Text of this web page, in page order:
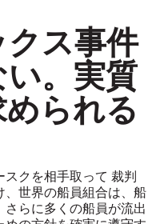
ス事件
。実質
られる
クを相手取って 裁判
世界の船員組合は、船
らに多くの船員が流出